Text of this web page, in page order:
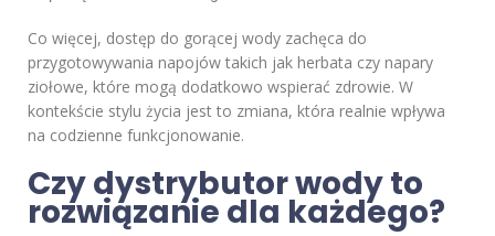
Co więcej, dostęp do gorącej wody zachęca do
przygotowywania napojów takich jak herbata czy napary
ziołowe, które mogą dodatkowo wspierać zdrowie. W
kontekście stylu życia jest to zmiana, która realnie wpływa
na codzienne funkcjonowanie.
Czy dystrybutor wody to
rozwiązanie dla każdego?